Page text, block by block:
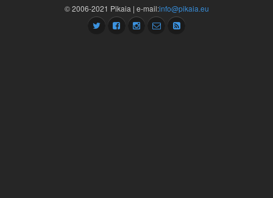
© 2006-2021 Pikaia | e-mail:info@pikaia.eu